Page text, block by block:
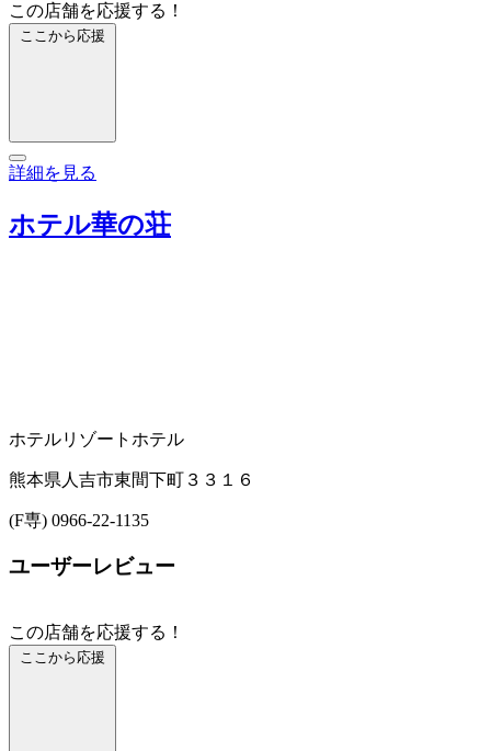
この店舗を応援する！
ここから応援
詳細を見る
ホテル華の荘
ホテルリゾートホテル
熊本県人吉市東間下町３３１６
(F専) 0966-22-1135
ユーザーレビュー
この店舗を応援する！
ここから応援